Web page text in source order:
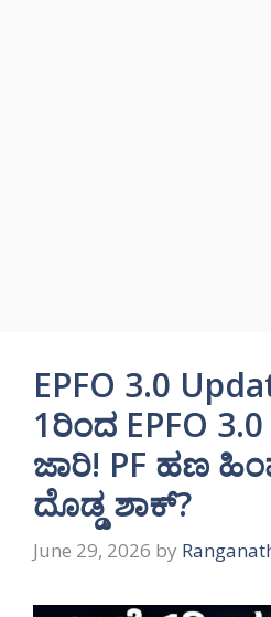
EPFO 3.0
1ರಿಂದ EPFO
ಜಾರಿ! PF ಹಣ
ದೊಡ್ಡ ಶಾಕ್?
June 29, 2026 by